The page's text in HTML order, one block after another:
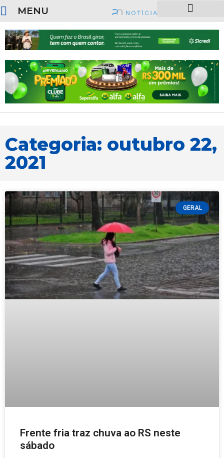
MENU
Categoria: outubro 22,
2021
GERAL
Frente fria traz chuva ao RS neste
sábado